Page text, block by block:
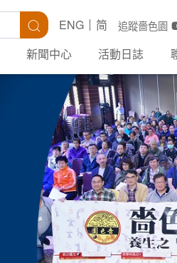
搜尋 追蹤嗇色園
ENG
简
新聞中心 活動日誌